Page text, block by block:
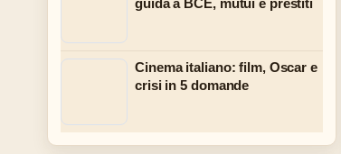
guida a BCE, mutui e prestiti
Cinema italiano: film, Oscar e
crisi in 5 domande